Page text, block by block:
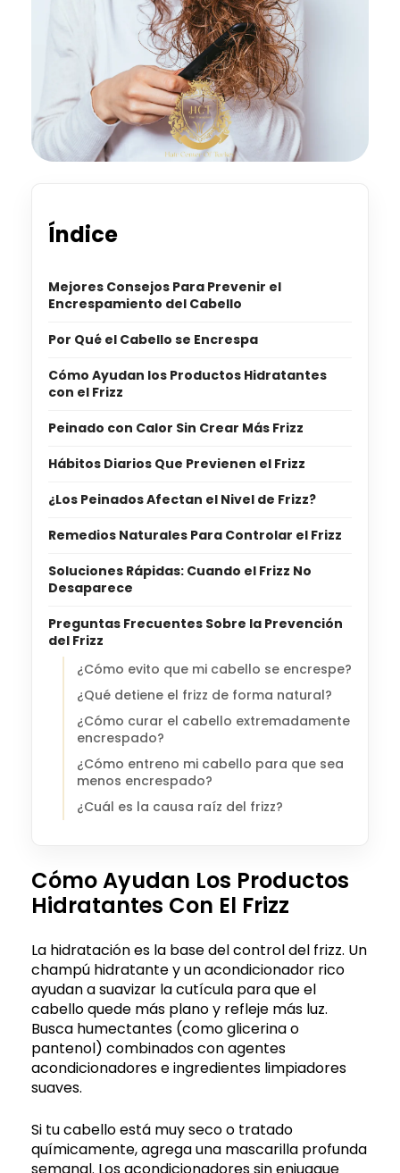
Índice
Mejores Consejos Para Prevenir el
Encrespamiento del Cabello
Por Qué el Cabello se Encrespa
Cómo Ayudan los Productos Hidratantes
con el Frizz
Peinado con Calor Sin Crear Más Frizz
Hábitos Diarios Que Previenen el Frizz
¿Los Peinados Afectan el Nivel de Frizz?
Remedios Naturales Para Controlar el Frizz
Soluciones Rápidas: Cuando el Frizz No
Desaparece
Preguntas Frecuentes Sobre la Prevención
del Frizz
¿Cómo evito que mi cabello se encrespe?
¿Qué detiene el frizz de forma natural?
¿Cómo curar el cabello extremadamente
encrespado?
¿Cómo entreno mi cabello para que sea
menos encrespado?
¿Cuál es la causa raíz del frizz?
Cómo Ayudan Los Productos
Hidratantes Con El Frizz
La hidratación es la base del control del frizz. Un
champú hidratante y un acondicionador rico
ayudan a suavizar la cutícula para que el
cabello quede más plano y refleje más luz.
Busca humectantes (como glicerina o
pantenol) combinados con agentes
acondicionadores e ingredientes limpiadores
suaves.
Si tu cabello está muy seco o tratado
químicamente, agrega una mascarilla profunda